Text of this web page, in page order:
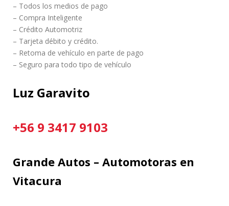
– Todos los medios de pago
– Compra Inteligente
– Crédito Automotriz
– Tarjeta débito y crédito.
– Retoma de vehículo en parte de pago
– Seguro para todo tipo de vehículo
Luz Garavito
+56 9 3417 9103
Grande Autos – Automotoras en
Vitacura